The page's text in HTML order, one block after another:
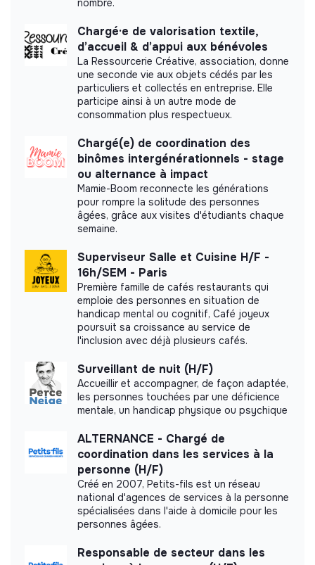
employees
Impact study
communicate its impact measurement.
Labels and certifications
This structure did not communicate to us the
labels or certifications that it was able to obtain.
Documents
Did not yet add a transparency document.
nombre.
Chargé·e de valorisation textile,
d’accueil & d’appui aux bénévoles
La Ressourcerie Créative, association, donne
une seconde vie aux objets cédés par les
particuliers et collectés en entreprise. Elle
participe ainsi à un autre mode de
consommation plus respectueux.
Chargé(e) de coordination des
binômes intergénérationnels - stage
ou alternance à impact
Mamie-Boom reconnecte les générations
pour rompre la solitude des personnes
âgées, grâce aux visites d'étudiants chaque
semaine.
Superviseur Salle et Cuisine H/F -
16h/SEM - Paris
Première famille de cafés restaurants qui
emploie des personnes en situation de
handicap mental ou cognitif, Café joyeux
poursuit sa croissance au service de
l'inclusion avec déjà plusieurs cafés.
Surveillant de nuit (H/F)
Accueillir et accompagner, de façon adaptée,
les personnes touchées par une déficience
mentale, un handicap physique ou psychique
ALTERNANCE - Chargé de
coordination dans les services à la
personne (H/F)
Créé en 2007, Petits-fils est un réseau
national d'agences de services à la personne
spécialisées dans l'aide à domicile pour les
personnes âgées.
Responsable de secteur dans les